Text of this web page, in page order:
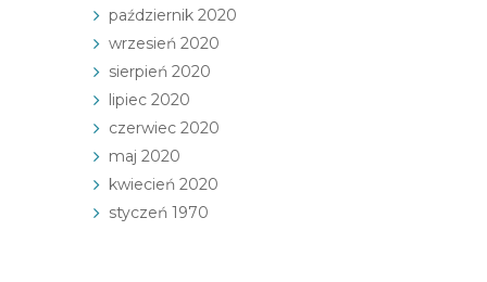
październik 2020
wrzesień 2020
sierpień 2020
lipiec 2020
czerwiec 2020
maj 2020
kwiecień 2020
styczeń 1970